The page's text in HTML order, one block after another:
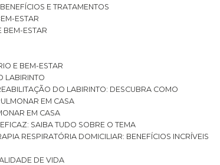
E TRATAMENTOS
ESTAR
BEM-ESTAR
E BEM-ESTAR
LABIRINTO
DO LABIRINTO: DESCUBRA COMO
EM CASA
EM CASA
SAIBA TUDO SOBRE O TEMA
RESPIRATÓRIA DOMICILIAR: BENEFÍCIOS INCRÍVEIS
DE VIDA